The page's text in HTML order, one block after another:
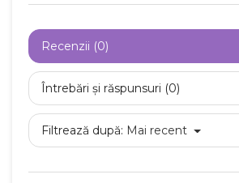
Recenzii (0)
Întrebări și răspunsuri (0)
Filtrează după: Mai recent